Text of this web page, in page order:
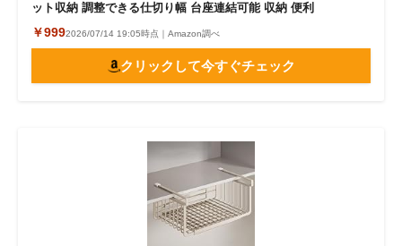
ット収納 調整できる仕切り幅 台座連結可能 収納 便利
￥9992026/07/14 19:05時点｜Amazon調べ
クリックして今すぐチェック